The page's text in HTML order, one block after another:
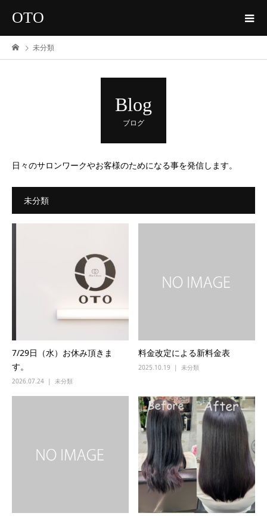
OTO
未分類
Blog
ブログ
日々のサロンワークやお客様のためになる事を発信します。
未分類
7/29日（水）お休み頂きま
す。
2026.07.24 未分類
料金改定による新料金表
2025.10.19 未分類